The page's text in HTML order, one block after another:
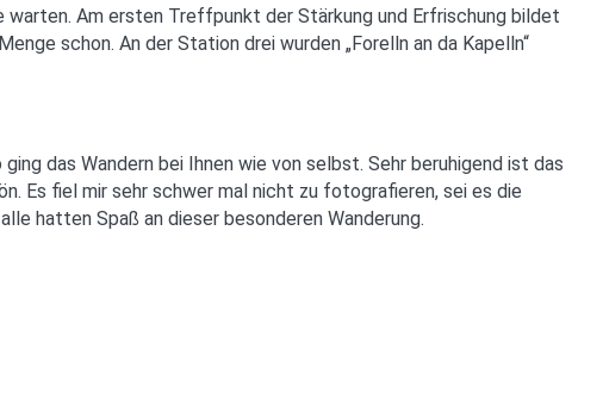
warten. Am ersten Treffpunkt der Stärkung und Erfrischung bildet
schon. An der Station drei wurden „Forelln an da Kapelln“
das Wandern bei Ihnen wie von selbst. Sehr beruhigend ist das
Es fiel mir sehr schwer mal nicht zu fotografieren, sei es die
hatten Spaß an dieser besonderen Wanderung.